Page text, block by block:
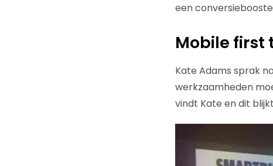
een
Mobile first
Kate Adams sprak
werkzaamheden
vindt Kate en dit